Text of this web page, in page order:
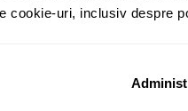
cookie-uri, inclusiv despre
incastrat in aur galben
in colectia prezentata